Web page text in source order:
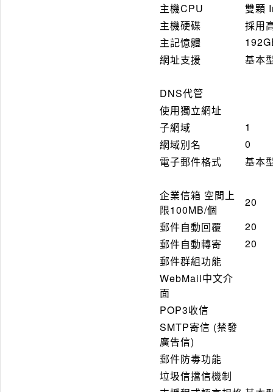
主機CPU
雙顆
主機硬碟
採用
主記憶體
網址支援
基本
DNS代管
使用獨立網址
子網域
1
網域別名
0
電子郵件格式
基本
企業信箱 空間上
限100MB/個
20
郵件自動回覆
20
郵件自動轉寄
20
郵件群組功能
WebMail中文介
面
POP3收信
SMTP寄信 (禁發
廣告信)
郵件防毒功能
垃圾信擋信機制